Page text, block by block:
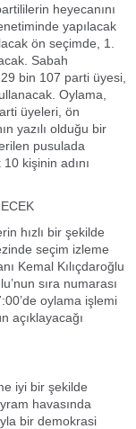
heyecanını
yapılacak
ön seçimde, 1.
Sabah
bin 107 parti üyesi,
Oylama,
üyeleri, ön
yazılı olduğu bir
pusulada
kişinin adını
hızlı bir şekilde
seçim izleme
Kemal Kılıçdaroğlu
sıra numarası
oylama işlemi
açıklayacağı
iyi bir şekilde
havasında
bir demokrasi